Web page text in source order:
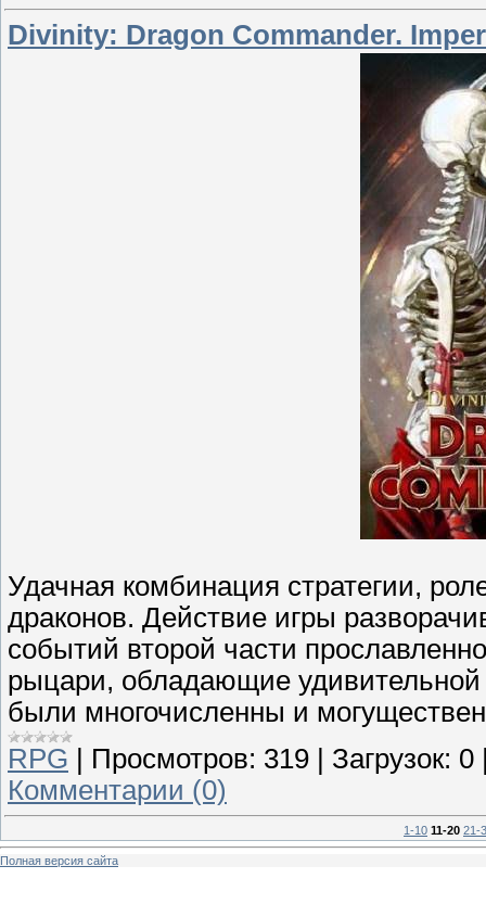
Divinity: Dragon Commander.
Удачная комбинация стратегии,
драконов. Действие игры
событий второй части
рыцари, обладающие удивительной
были многочисленны и
RPG
Просмотров: 319 Загрузок: 0
Комментарии (0)
1-10 11-20 21-
Полная версия сайта